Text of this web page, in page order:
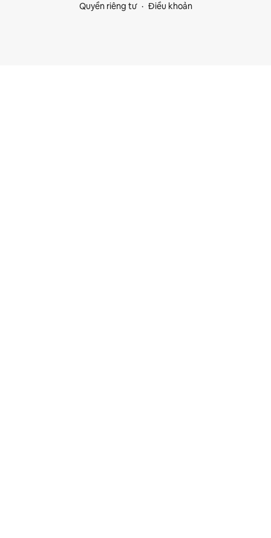
Quyền riêng tư
Điều khoản